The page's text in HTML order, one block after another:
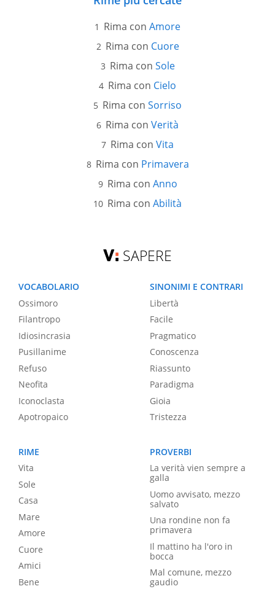
Rima con Amore
Rima con Cuore
Rima con Sole
Rima con Cielo
Rima con Sorriso
Rima con Verità
Rima con Vita
Rima con Primavera
Rima con Anno
Rima con Abilità
SAPERE
VOCABOLARIO
Ossimoro
Filantropo
Idiosincrasia
Pusillanime
Refuso
Neofita
Iconoclasta
Apotropaico
SINONIMI E CONTRARI
Libertà
Facile
Pragmatico
Conoscenza
Riassunto
Paradigma
Gioia
Tristezza
RIME
Vita
Sole
Casa
Mare
Amore
Cuore
Amici
Bene
PROVERBI
La verità vien sempre a
galla
Uomo avvisato, mezzo
salvato
Una rondine non fa
primavera
Il mattino ha l'oro in
bocca
Mal comune, mezzo
gaudio